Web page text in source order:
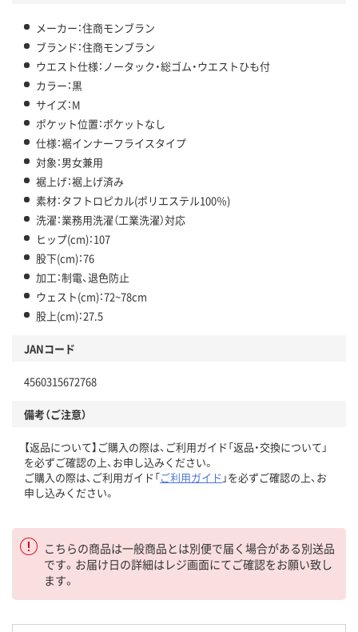
メーカー：住商モンブラン
ブランド：住商モンブラン
ウエスト仕様：ノータック・総ゴム・ウエストひも付
カラー：黒
サイズ：M
ポケット位置：ポケットなし
仕様：裾インナーフライスタイプ
対象：男女兼用
裾上げ：裾上げ済み
素材：タフトロピカル(ポリエステル100％)
洗濯：業務用洗濯（工業洗濯）対応
ヒップ(cm)：107
股下(cm)：76
加工：制電、退色防止
ウェスト(cm)：72~78cm
股上(cm)：27.5
JANコード
4560315672768
備考（ご注意）
【返品について】ご購入の際は、ご利用ガイド「返品・交換について」
を必ずご確認の上、お申し込みください。
ご購入の際は、ご利用ガイド「ご利用ガイド 」を必ずご確認の上、お
申し込みください。
こちらの商品は一般商品とは別便で届く場合がある別送品
です。お届け日の詳細はレジ画面にてご確認をお願い致し
ます。